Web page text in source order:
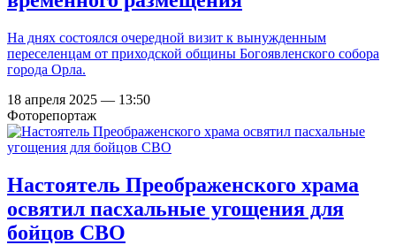
На днях состоялся очередной визит к вынужденным
переселенцам от приходской общины Богоявленского собора
города Орла.
18 апреля 2025 — 13:50
Фоторепортаж
Настоятель Преображенского храма
освятил пасхальные угощения для
бойцов СВО